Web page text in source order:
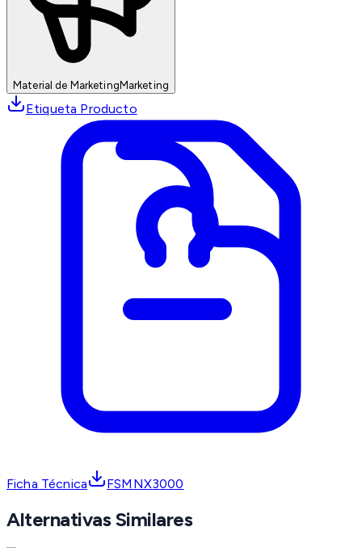
Material de MarketingMarketing
Etiqueta Producto
Ficha Técnica FSMNX3000
Alternativas Similares